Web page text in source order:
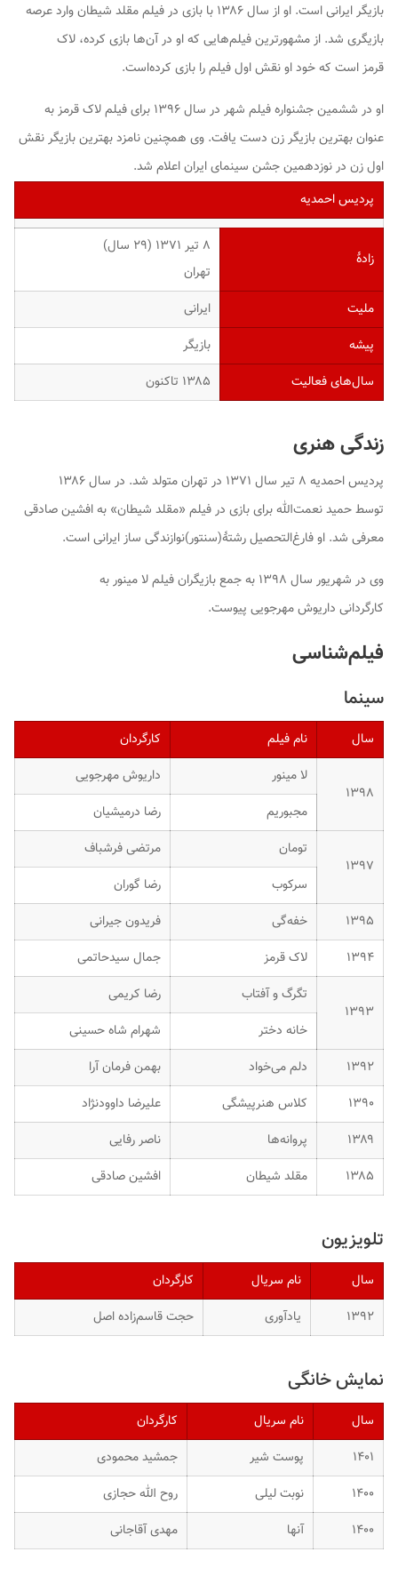
بازیگر ایرانی است. او از سال ۱۳۸۶ با بازی در فیلم مقلد شیطان وارد عرصه
بازیگری شد. از مشهورترین فیلم‌هایی که او در آن‌ها بازی کرده، لاک
قرمزاست که خود او نقش اول فیلم را بازی کرده‌است.
او در ششمین جشنواره فیلم شهر در سال ۱۳۹۶ برای فیلم لاک قرمز به
عنوان بهترین بازیگر زن دست یافت. وی همچنین نامزد بهترین بازیگر نقش
اول زن در نوزدهمین جشن سینمای ایران اعلام شد.
پردیس احمدیه
زادهٔ
۸ تیر ۱۳۷۱ ‏(۲۹ سال)
تهران
ملیت
ایرانی
پیشه
بازیگر
سال‌های فعالیت
۱۳۸۵ تاکنون
زندگی هنری
پردیس احمدیه ۸ تیر سال ۱۳۷۱ در تهران متولد شد. در سال ۱۳۸۶
توسط حمید نعمت‌الله برای بازی در فیلم «مقلد شیطان» به افشین صادقی
معرفی شد. او فارغ‌التحصیل رشتهٔ(سنتور)نوازندگی ساز ایرانی است.
وی در شهریور سال ۱۳۹۸ به جمع بازیگران فیلم لا مینور به
کارگردانی داریوش مهرجویی پیوست.
فیلم‌شناسی
سینما
سال نام فیلم کارگردان
۱۳۹۸
لا مینور
داریوش مهرجویی
مجبوریم
رضا درمیشیان
۱۳۹۷
تومان
مرتضی فرشباف
سرکوب
رضا گوران
۱۳۹۵
خفه‌گی
فریدون جیرانی
۱۳۹۴
لاک قرمز جمال سیدحاتمی
۱۳۹۳
تگرگ و آفتاب
رضا کریمی
خانه دختر
شهرام شاه حسینی
۱۳۹۲
دلم می‌خواد
بهمن فرمان آرا
۱۳۹۰
کلاس هنرپیشگی
علیرضا داوودنژاد
۱۳۸۹
پروانه‌ها
ناصر رفایی
۱۳۸۵
مقلد شیطان افشین صادقی
تلویزیون
سال نام سریال
کارگردان
۱۳۹۲
یادآوری حجت قاسم‌زاده اصل
نمایش خانگی
سال نام سریال
کارگردان
۱۴۰۱
پوست شیر
جمشید محمودی
۱۴۰۰
نوبت لیلی
روح الله حجازی
۱۴۰۰
آنها مهدی آقاجانی